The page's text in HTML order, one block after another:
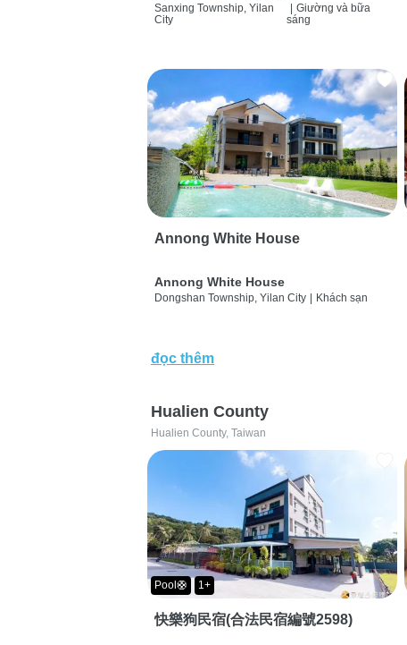
Sanxing Township, Yilan
City
| Giường và bữa
sáng
Annong White House
Annong White House
Dongshan Township, Yilan City | Khách sạn
đọc thêm
Hualien County
Hualien County, Taiwan
Pool🛟 1+
快樂狗民宿(合法民宿編號2598)